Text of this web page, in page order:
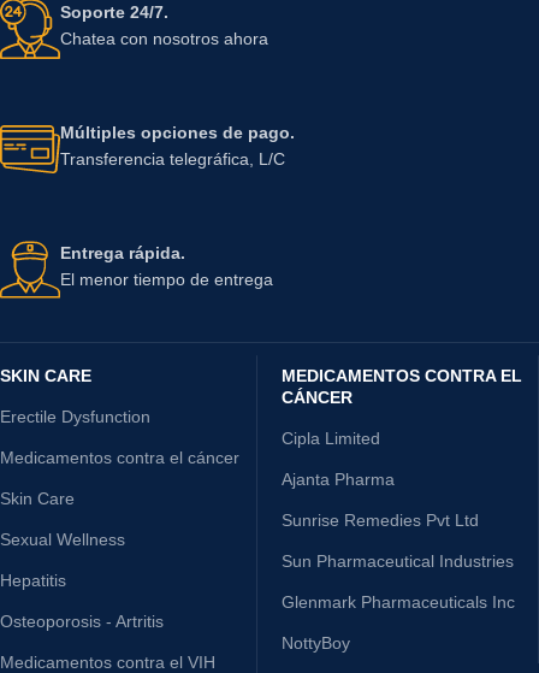
Soporte 24/7.
Chatea con nosotros ahora
Múltiples opciones de pago.
Transferencia telegráfica, L/C
Entrega rápida.
El menor tiempo de entrega
SKIN CARE
Erectile Dysfunction
Medicamentos contra el cáncer
Skin Care
Sexual Wellness
Hepatitis
Osteoporosis - Artritis
Medicamentos contra el VIH
MEDICAMENTOS CONTRA EL
CÁNCER
Cipla Limited
Ajanta Pharma
Sunrise Remedies Pvt Ltd
Sun Pharmaceutical Industries
Glenmark Pharmaceuticals Inc
NottyBoy